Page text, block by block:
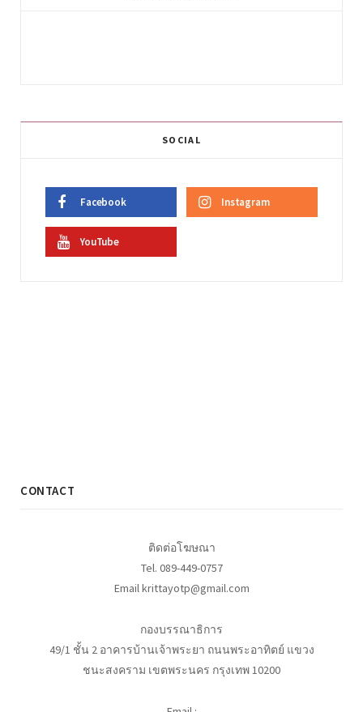
SOCIAL
Facebook Instagram
YouTube
CONTACT
ติดต่อโฆษณา
Tel. 089-449-0757
Email krittayotp@gmail.com
กองบรรณาธิการ
49/1 ชั้น 2 อาคารบ้านเจ้าพระยา ถนนพระอาทิตย์ แขวง
ชนะสงคราม เขตพระนคร กรุงเทพ 10200